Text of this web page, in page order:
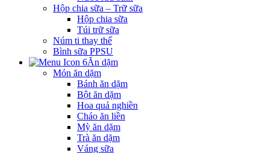
Hộp chia sữa – Trữ sữa
Hộp chia sữa
Túi trữ sữa
Núm ti thay thế
Bình sữa PPSU
Ăn dặm
Món ăn dặm
Bánh ăn dặm
Bột ăn dặm
Hoa quả nghiền
Cháo ăn liền
Mỳ ăn dặm
Trà ăn dặm
Váng sữa